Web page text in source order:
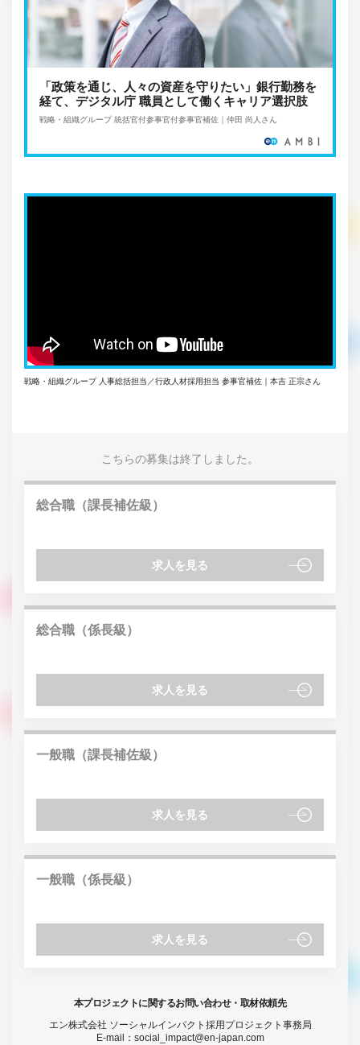
「政策を通じ、人々の資産を守りたい」銀行勤務を
経て、デジタル庁 職員として働くキャリア選択肢
戦略・組織グループ 統括官付参事官付参事官補佐｜仲田 尚人さん
戦略・組織グループ 人事総括担当／行政人材採用担当 参事官補佐｜本吉 正宗さん
こちらの募集は終了しました。
総合職（課長補佐級）
求人を見る
総合職（係長級）
求人を見る
一般職（課長補佐級）
求人を見る
一般職（係長級）
求人を見る
本プロジェクトに関するお問い合わせ・取材依頼先
エン株式会社 ソーシャルインパクト採用プロジェクト事務局
E-mail： social_impact@en-japan.com